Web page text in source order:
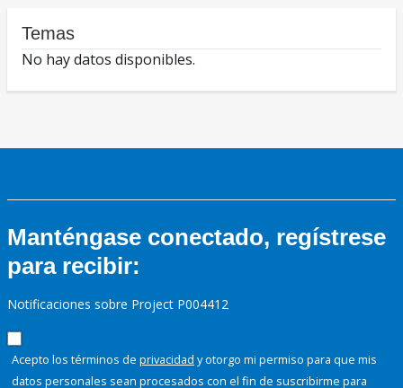
Temas
No hay datos disponibles.
Manténgase conectado, regístrese
para recibir:
Notificaciones sobre Project P004412
Acepto los términos de privacidad y otorgo mi permiso para que mis
datos personales sean procesados con el fin de suscribirme para